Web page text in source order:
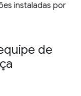
instaladas por
de